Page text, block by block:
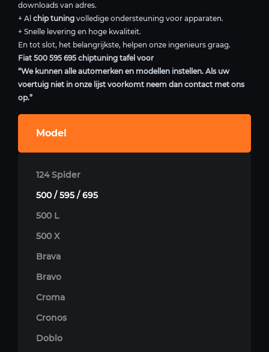
downloads van adres.
+ Al chip tuning volledige ondersteuning voor apparaten.
+ Snelle levering en hoge kwaliteit.
En tot slot, het belangrijkste, helpen onze ingenieurs graag.
Fiat 500 595 695 chiptuning tafel voor
“We kunnen alle automerken en modellen instellen. Als uw
voertuig niet in onze lijst voorkomt neem dan contact met ons
op.”
Model
124 Spider
500 / 595 / 695
500 L
500 X
Brava
Bravo
Croma
Cronos
Doblo